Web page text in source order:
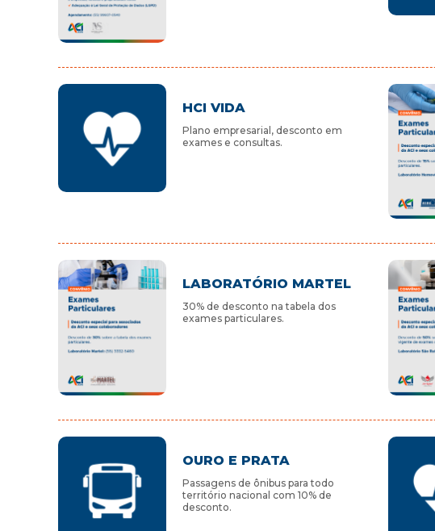
HCI VIDA
Plano empresarial, desconto em
exames e consultas.
LABORATÓRIO MARTEL
30% de desconto na tabela dos
exames particulares.
OURO E PRATA
Passagens de ônibus para todo
território nacional com 10% de
desconto.